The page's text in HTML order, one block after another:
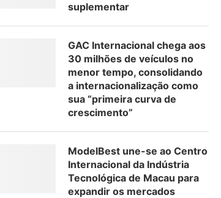
suplementar
GAC Internacional chega aos
30 milhões de veículos no
menor tempo, consolidando
a internacionalização como
sua “primeira curva de
crescimento”
ModelBest une-se ao Centro
Internacional da Indústria
Tecnológica de Macau para
expandir os mercados